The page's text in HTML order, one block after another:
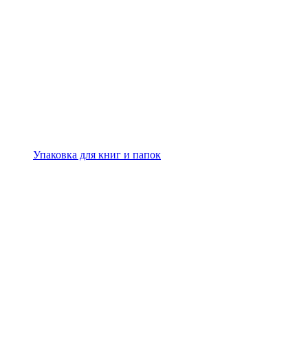
Упаковка для книг и папок